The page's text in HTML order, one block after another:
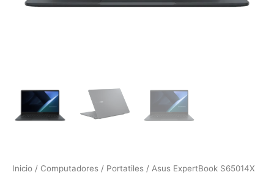
Inicio / Computadores / Portatiles / Asus ExpertBook S65014X